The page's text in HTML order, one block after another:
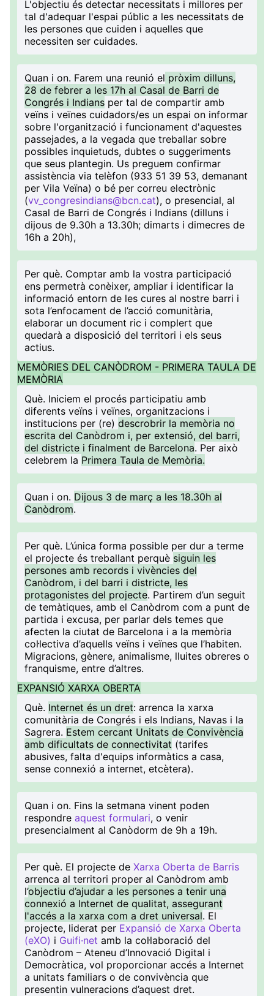
L'objectiu és detectar necessitats i millores per
tal d'adequar l'espai públic a les necessitats de
les persones que cuiden i aquelles que
necessiten ser cuidades.
Quan i on. Farem una reunió el pròxim dilluns,
28 de febrer a les 17h al Casal de Barri de
Congrés i Indians per tal de compartir amb
veïns i veïnes cuidadors/es un espai on informar
sobre l'organització i funcionament d'aquestes
passejades, a la vegada que treballar sobre
possibles inquietuds, dubtes o suggeriments
que seus plantegin. Us preguem confirmar
assistència via telèfon (933 51 39 53, demanant
per Vila Veïna) o bé per correu electrònic
(vv_congresindians@bcn.cat), o presencial, al
Casal de Barri de Congrés i Indians (dilluns i
dijous de 9.30h a 13.30h; dimarts i dimecres de
16h a 20h),
Per què. Comptar amb la vostra participació
ens permetrà conèixer, ampliar i identificar la
informació entorn de les cures al nostre barri i
sota l’enfocament de l’acció comunitària,
elaborar un document ric i complert que
quedarà a disposició del territori i els seus
actius.
MEMÒRIES DEL CANÒDROM - PRIMERA TAULA DE
MEMÒRIA
Què. Iniciem el procés participatiu amb
diferents veïns i veïnes, organitzacions i
institucions per (re) descrobrir la memòria no
escrita del Canòdrom i, per extensió, del barri,
del districte i finalment de Barcelona. Per això
celebrem la Primera Taula de Memòria.
Quan i on. Dijous 3 de març a les 18.30h al
Canòdrom.
Per què. L’única forma possible per dur a terme
el projecte és treballant perquè siguin les
persones amb records i vivències del
Canòdrom, i del barri i districte, les
protagonistes del projecte. Partirem d’un seguit
de temàtiques, amb el Canòdrom com a punt de
partida i excusa, per parlar dels temes que
afecten la ciutat de Barcelona i a la memòria
col·lectiva d’aquells veïns i veïnes que l’habiten.
Migracions, gènere, animalisme, lluites obreres o
franquisme, entre d’altres.
EXPANSIÓ XARXA OBERTA
Què. Internet és un dret: arrenca la xarxa
comunitària de Congrés i els Indians, Navas i la
Sagrera. Estem cercant Unitats de Convivència
amb dificultats de connectivitat (tarifes
abusives, falta d'equips informàtics a casa,
sense connexió a internet, etcètera).
Quan i on. Fins la setmana vinent poden
respondre aquest formulari, o venir
presencialment al Canòdorm de 9h a 19h.
Per què. El projecte de Xarxa Oberta de Barris
arrenca al territori proper al Canòdrom amb
l’objectiu d’ajudar a les persones a tenir una
connexió a Internet de qualitat, assegurant
l'accés a la xarxa com a dret universal. El
projecte, liderat per Expansió de Xarxa Oberta
(eXO) i Guifi·net amb la col·laboració del
Canòdrom – Ateneu d’Innovació Digital i
Democràtica, vol proporcionar accés a Internet
a unitats familiars o de convivència que
presentin vulneracions d’aquest dret.